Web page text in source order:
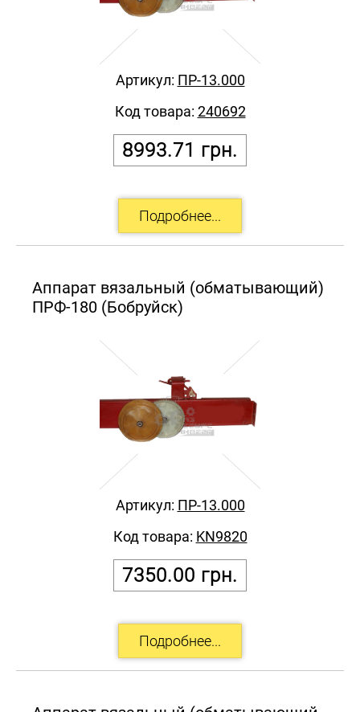
8993.71 грн.
Артикул: ПР-13.000
Код товара: 240692
Аппарат вязальный (обматывающий)
ПРФ-180 (Бобруйск)
7350.00 грн.
Артикул: ПР-13.000
Код товара: KN9820